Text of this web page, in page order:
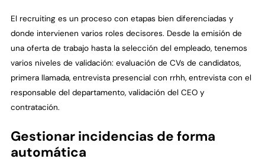
El recruiting es un proceso con etapas bien diferenciadas y
donde intervienen varios roles decisores. Desde la emisión de
una oferta de trabajo hasta la selección del empleado, tenemos
varios niveles de validación: evaluación de CVs de candidatos,
primera llamada, entrevista presencial con rrhh, entrevista con el
responsable del departamento, validación del CEO y
contratación.
Gestionar incidencias de forma
automática